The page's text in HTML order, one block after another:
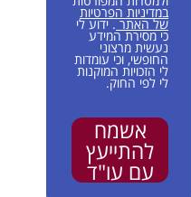
במדיניות הפרטיות
של האתר. ידוע לי
כי מסירת המידע
נעשית מרצוני
החופשי, וכי עומדות
לי הזכויות המוקנות
לי לפי החוק.
אשמח
להתייעץ
עם עו"ד